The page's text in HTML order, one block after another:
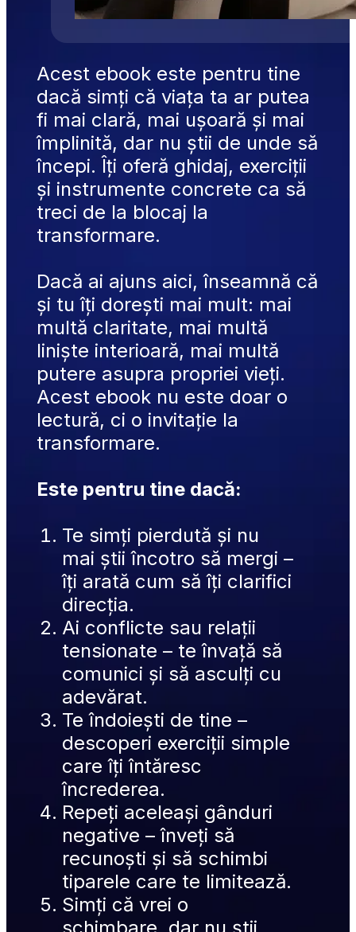
Acest ebook este pentru tine
dacă simți că viața ta ar putea
fi mai clară, mai ușoară și mai
împlinită, dar nu știi de unde să
începi. Îți oferă ghidaj, exerciții
și instrumente concrete ca să
treci de la blocaj la
transformare.
Dacă ai ajuns aici, înseamnă că
și tu îți dorești mai mult: mai
multă claritate, mai multă
liniște interioară, mai multă
putere asupra propriei vieți.
Acest ebook nu este doar o
lectură, ci o invitație la
transformare.
Este pentru tine dacă:
Te simți pierdută și nu
mai știi încotro să mergi –
îți arată cum să îți clarifici
direcția.
Ai conflicte sau relații
tensionate – te învață să
comunici și să asculți cu
adevărat.
Te îndoiești de tine –
descoperi exerciții simple
care îți întăresc
încrederea.
Repeți aceleași gânduri
negative – înveți să
recunoști și să schimbi
tiparele care te limitează.
Simți că vrei o